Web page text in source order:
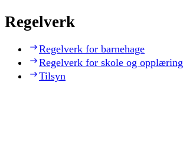
Regelverk
Regelverk for barnehage
Regelverk for skole og opplæring
Tilsyn